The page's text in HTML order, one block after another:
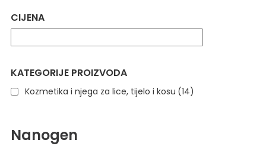
CIJENA
KATEGORIJE PROIZVODA
Kozmetika i njega za lice, tijelo i kosu (14)
Nanogen